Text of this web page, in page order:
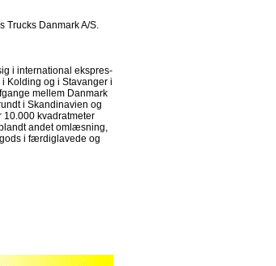
Trucks Danmark A/S.
i international ekspres-
Kolding og i Stavanger i
mellem Danmark
i Skandinavien og
10.000 kvadratmeter
andet omlæsning,
i færdiglavede og